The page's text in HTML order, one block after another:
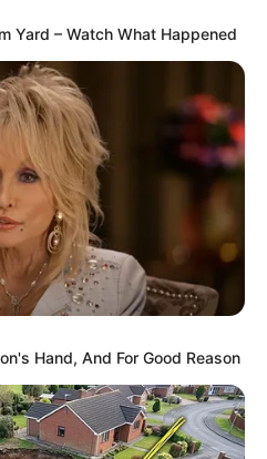
Yard – Watch What Happened
Hand, And For Good Reason